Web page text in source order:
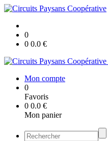
0
0 0.0 €
Mon compte
0
Favoris
0 0.0 €
Mon panier